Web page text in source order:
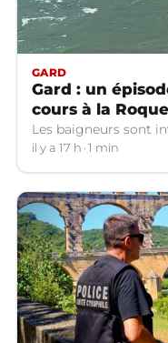
GARD
Gard : un
cours à la
Les baigneurs sont
il y a 17 h 1 min